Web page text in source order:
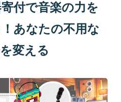
い品目
方法
動報告
付で音楽の力を
あなたの不用な
変える